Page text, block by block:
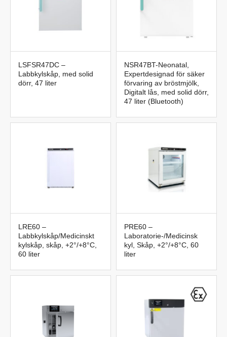
LSFSR47DC –
Labbkylskåp, med solid
dörr, 47 liter
NSR47BT-Neonatal,
Expertdesignad för säker
förvaring av bröstmjölk,
Digitalt lås, med solid dörr,
47 liter (Bluetooth)
LRE60 –
Labbkylskåp/Medicinskt
kylskåp, skåp, +2°/+8°C,
60 liter
PRE60 –
Laboratorie-/Medicinsk
kyl, Skåp, +2°/+8°C, 60
liter